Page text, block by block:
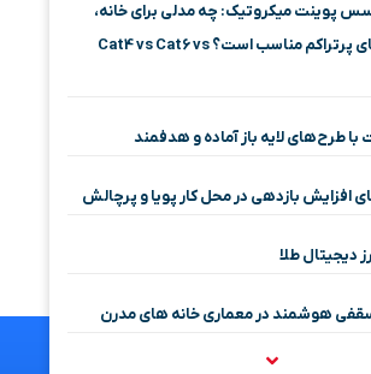
پوینت میکروتیک: چه مدلی برای خانه،
شرکت و محیط‌های پرتراکم مناسب است؟ Cat4 vs Cat6 vs
با طرح‌های لایه باز آماده و هدفمند
افزایش بازدهی در محل کار پویا و پرچالش
دیجیتال طلا